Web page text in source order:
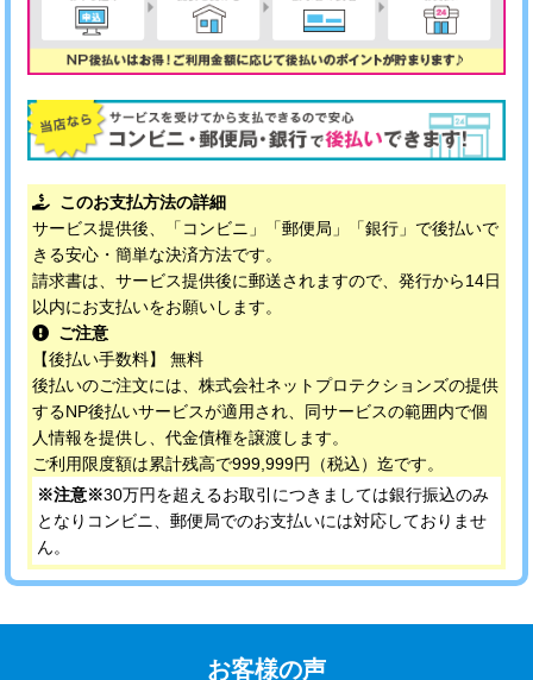
このお支払方法の詳細
サービス提供後、「コンビニ」「郵便局」「銀行」で後払いで
きる安心・簡単な決済方法です。
請求書は、サービス提供後に郵送されますので、発行から14日
以内にお支払いをお願いします。
ご注意
【後払い手数料】 無料
後払いのご注文には、株式会社ネットプロテクションズの提供
するNP後払いサービスが適用され、同サービスの範囲内で個
人情報を提供し、代金債権を譲渡します。
ご利用限度額は累計残高で999,999円（税込）迄です。
※注意※30万円を超えるお取引につきましては銀行振込のみ
となりコンビニ、郵便局でのお支払いには対応しておりませ
ん。
お客様の声